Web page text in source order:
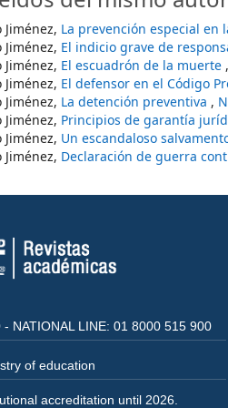
La prevención especial en
El indicio grave de
El escuadrón de la muerte ,
El defensor en el Código
La detención preventiva ,
Principios de garantía
Un escandaloso
Declaración de guerra
NATIONAL LINE: 01 8000 515 900
of education
accreditation until 2026.